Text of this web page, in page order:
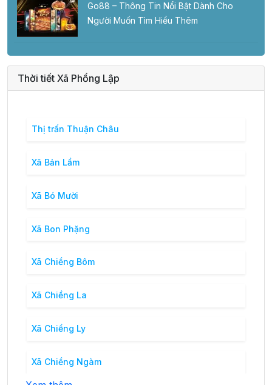
Go88 – Thông Tin Nổi Bật Dành Cho
Người Muốn Tìm Hiểu Thêm
Thời tiết Xã Phổng Lập
Thị trấn Thuận Châu
Xã Bản Lầm
Xã Bó Mười
Xã Bon Phặng
Xã Chiềng Bôm
Xã Chiềng La
Xã Chiềng Ly
Xã Chiềng Ngàm